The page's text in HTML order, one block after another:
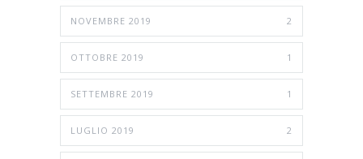
NOVEMBRE 2019 2
OTTOBRE 2019 1
SETTEMBRE 2019 1
LUGLIO 2019 2